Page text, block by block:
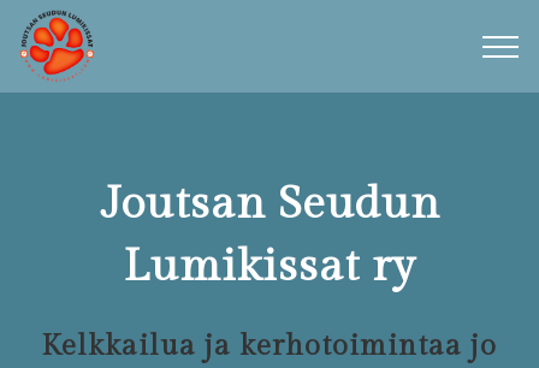
Joutsan Seudun
Lumikissat ry
Kelkkailua ja kerhotoimintaa jo